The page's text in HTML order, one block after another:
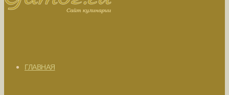
ГЛАВНАЯ